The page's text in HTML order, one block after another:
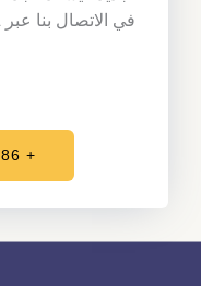
+ 86 186 8939 7805